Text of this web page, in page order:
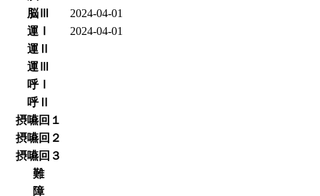
脳Ⅲ
2024-04-01
運Ⅰ
2024-04-01
運Ⅱ
運Ⅲ
呼Ⅰ
呼Ⅱ
摂嚥回１
摂嚥回２
摂嚥回３
難
障